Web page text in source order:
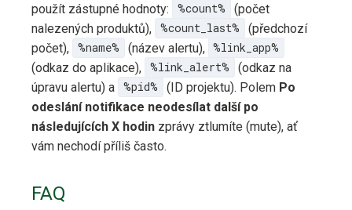
použít zástupné hodnoty:
%count%
(počet
nalezených produktů), %count_last%
(předchozí
počet), %name% (název alertu), %link_app%
(odkaz do aplikace), %link_alert%
(odkaz na
úpravu alertu) a %pid% (ID projektu). Polem Po
odeslání notifikace neodesílat další po
následujících X hodin zprávy ztlumíte (mute), ať
vám nechodí příliš často.
FAQ